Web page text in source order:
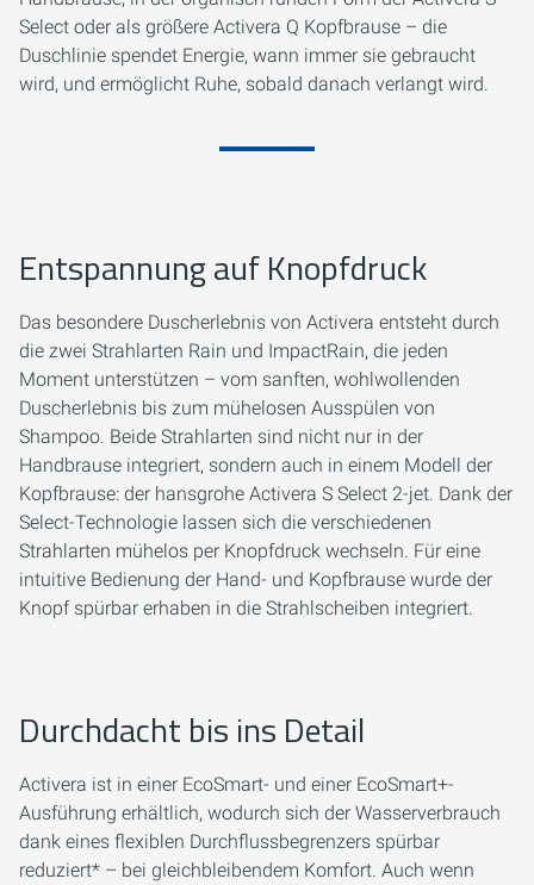
Select oder als größere Activera Q Kopfbrause – die
Duschlinie spendet Energie, wann immer sie gebraucht
wird, und ermöglicht Ruhe, sobald danach verlangt wird.
Entspannung auf Knopfdruck
Das besondere Duscherlebnis von Activera entsteht durch
die zwei Strahlarten Rain und ImpactRain, die jeden
Moment unterstützen – vom sanften, wohlwollenden
Duscherlebnis bis zum mühelosen Ausspülen von
Shampoo. Beide Strahlarten sind nicht nur in der
Handbrause integriert, sondern auch in einem Modell der
Kopfbrause: der hansgrohe Activera S Select 2-jet. Dank der
Select-Technologie lassen sich die verschiedenen
Strahlarten mühelos per Knopfdruck wechseln. Für eine
intuitive Bedienung der Hand- und Kopfbrause wurde der
Knopf spürbar erhaben in die Strahlscheiben integriert.
Durchdacht bis ins Detail
Activera ist in einer EcoSmart- und einer EcoSmart+-
Ausführung erhältlich, wodurch sich der Wasserverbrauch
dank eines flexiblen Durchflussbegrenzers spürbar
reduziert* – bei gleichbleibendem Komfort. Auch wenn